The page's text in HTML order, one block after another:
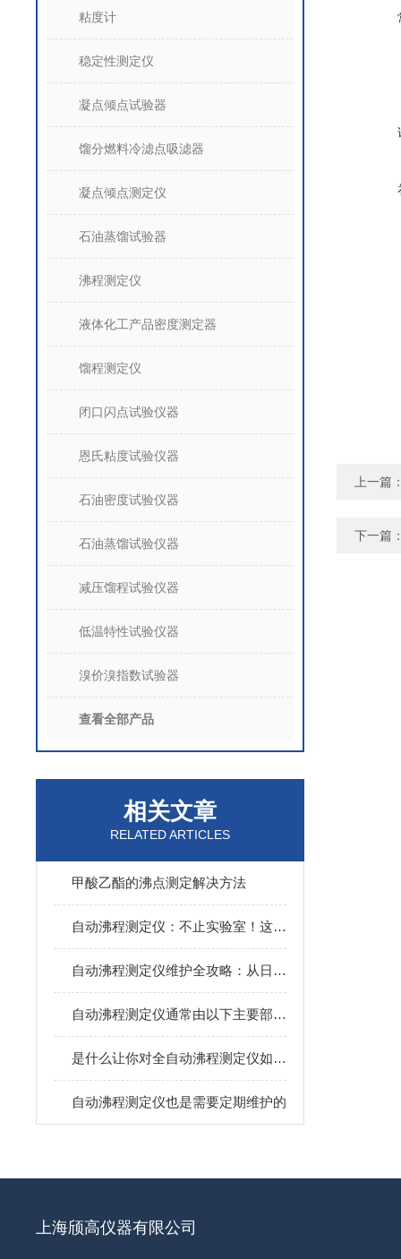
粘度计
稳定性测定仪
凝点倾点试验器
馏分燃料冷滤点吸滤器
凝点倾点测定仪
石油蒸馏试验器
沸程测定仪
液体化工产品密度测定器
馏程测定仪
闭口闪点试验仪器
恩氏粘度试验仪器
石油密度试验仪器
石油蒸馏试验仪器
减压馏程试验仪器
低温特性试验仪器
溴价溴指数试验器
查看全部产品
相关文章
RELATED ARTICLES
甲酸乙酯的沸点测定解决方法
自动沸程测定仪：不止实验室！这些关键领域都在用它“精准控温”
自动沸程测定仪维护全攻略：从日常养护到故障预防，一步到位！
自动沸程测定仪通常由以下主要部件组成
是什么让你对全自动沸程测定仪如此看好的
自动沸程测定仪也是需要定期维护的
上一篇
下一篇
上海颀高仪器有限公司